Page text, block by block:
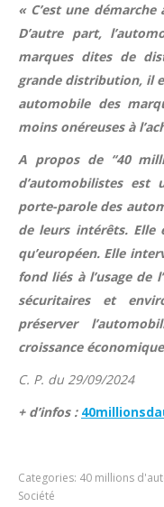
« C’est une
D’autre part,
marques dites de
grande distribution, il
automobile des
moins onéreuses à
A propos de ‘‘40
d’automobilistes est
porte-parole des
de leurs intérêts.
qu’européen. Elle
fond liés à l’usage de
sécuritaires et
préserver
croissance
C. P. du 29/09/2024
+ d’infos :
Categories: 40 millions
Société